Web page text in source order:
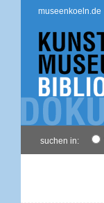
museenkoeln.de
suchen in: